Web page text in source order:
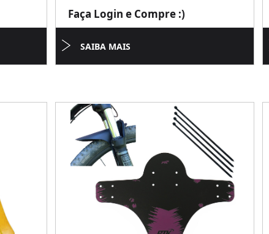
Faça Login e Compre :)
SAIBA MAIS